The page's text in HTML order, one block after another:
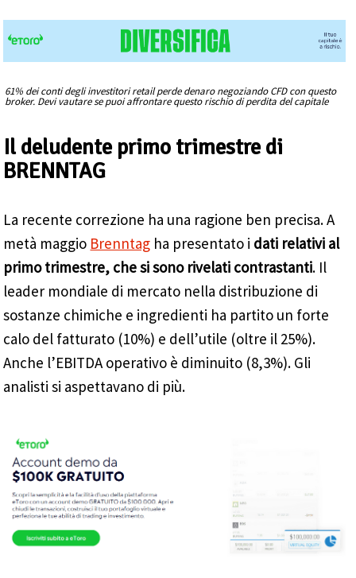
61% dei conti degli investitori retail perde denaro negoziando CFD con questo
broker. Devi vautare se puoi affrontare questo rischio di perdita del capitale
Il deludente primo trimestre di
BRENNTAG
La recente correzione ha una ragione ben precisa. A
metà maggio Brenntag ha presentato i dati relativi al
primo trimestre, che si sono rivelati contrastanti. Il
leader mondiale di mercato nella distribuzione di
sostanze chimiche e ingredienti ha partito un forte
calo del fatturato (10%) e dell’utile (oltre il 25%).
Anche l’EBITDA operativo è diminuito (8,3%). Gli
analisti si aspettavano di più.